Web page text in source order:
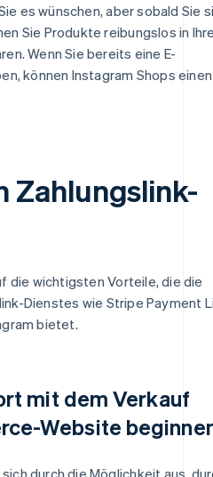
es wünschen, aber sobald Sie
Sie Produkte reibungslos in
Wenn Sie bereits eine E-
können Instagram Shops einen
Zahlungslink-
die wichtigsten Vorteile, die die
Dienstes wie Stripe Payment
bietet.
mit dem Verkauf
Website
durch die Möglichkeit aus,